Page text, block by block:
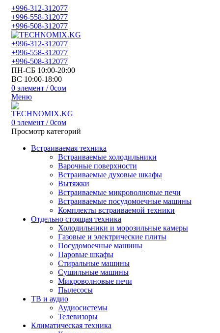
+996-312-312077
+996-558-312077
+996-508-312077
+996-312-312077
+996-558-312077
+996-508-312077
ПН-СБ 10:00-20:00
ВС 10:00-18:00
0 элемент / 0сом
Меню
0 элемент / 0сом
Просмотр категорий
Встраиваемая техника
Встраиваемые холодильники
Варочные поверхности
Встраиваемые духовые шкафы
Вытяжки
Встраиваемые микроволновые печи
Встраиваемые посудомоечные машины
Комплекты встраиваемой техники
Отдельно стоящая техника
Холодильники и морозильные камеры
Газовые и электрические плиты
Посудомоечные машины
Паровые шкафы
Стиральные машины
Сушильные машины
Микроволновые печи
Пылесосы
ТВ и аудио
Аудиосистемы
Телевизоры
Климатическая техника